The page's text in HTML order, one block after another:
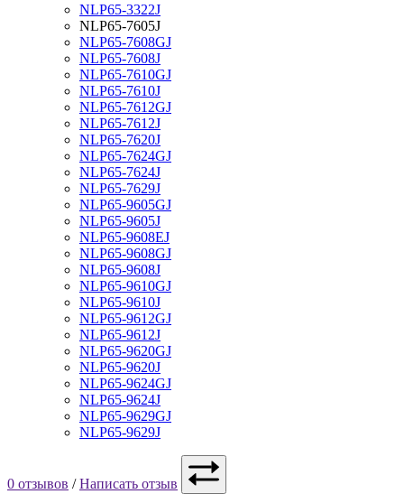
NLP65-3322J
NLP65-7605J
NLP65-7608GJ
NLP65-7608J
NLP65-7610GJ
NLP65-7610J
NLP65-7612GJ
NLP65-7612J
NLP65-7620J
NLP65-7624GJ
NLP65-7624J
NLP65-7629J
NLP65-9605GJ
NLP65-9605J
NLP65-9608EJ
NLP65-9608GJ
NLP65-9608J
NLP65-9610GJ
NLP65-9610J
NLP65-9612GJ
NLP65-9612J
NLP65-9620GJ
NLP65-9620J
NLP65-9624GJ
NLP65-9624J
NLP65-9629GJ
NLP65-9629J
0 отзывов /Написать отзыв